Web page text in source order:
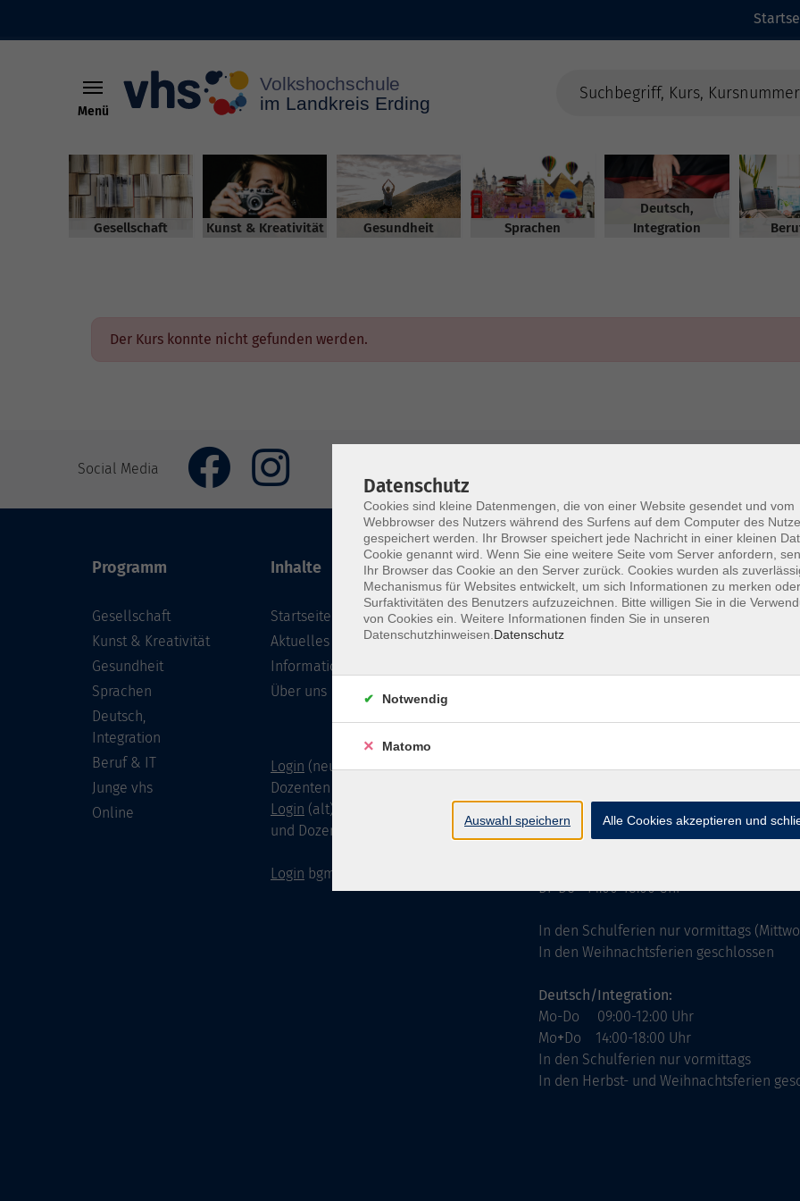
Menü
Gesellschaft Kunst & Kreativität Gesundheit Sprachen
Deutsch,
Integration
Der Kurs konnte nicht gefunden werden.
Social Media
Programm
Gesellschaft
Kunst & Kreativität
Gesundheit
Sprachen
Deutsch,
Integration
Beruf & IT
Junge vhs
Online
Inhalte
Startseite
Aktuelles
Informationen
Über uns
Login (neu) für Dozentinnen und
Dozenten
Login (alt) für Dozentinnen
und Dozenten
Login bgm-cloud
Volkshochschule im Lkr. Erding
Zweckverband Volkshochschule im Lkr.
Lethnerstr. 13
85435 ErdingGoogleMaps®
Servicezeiten
allgemein:
Di+Do 14:00-18:00 Uhr
In den Schulferien nur vormittags
In den Weihnachtsferien geschlossen
Deutsch/Integration:
Mo-Do 09:00-12:00 Uhr
Mo+Do 14:00-18:00 Uhr
In den Schulferien nur vormittags
In den Herbst- und Weihnachtsferien
Datenschutz
Cookies sind kleine Datenmengen, die von einer Website gesendet und vom
Webbrowser des Nutzers während des Surfens auf dem Computer des
gespeichert werden. Ihr Browser speichert jede Nachricht in einer kleinen
Cookie genannt wird. Wenn Sie eine weitere Seite vom Server anfordern,
Ihr Browser das Cookie an den Server zurück. Cookies wurden als
Mechanismus für Websites entwickelt, um sich Informationen zu merken
Surfaktivitäten des Benutzers aufzuzeichnen. Bitte willigen Sie in die
von Cookies ein. Weitere Informationen finden Sie in unseren
Datenschutzhinweisen. Datenschutz
Notwendig
Matomo
Auswahl speichern Alle Cookies akzeptieren und